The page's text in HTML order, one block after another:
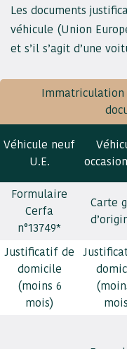
Les documents
véhicule (Union
et s’il s’agit d’une
Immatriculation
Véhicule neuf
U.E.
Formulaire
Cerfa
n°13749*
Carte
Justificatif de
domicile
(moins 6
mois)